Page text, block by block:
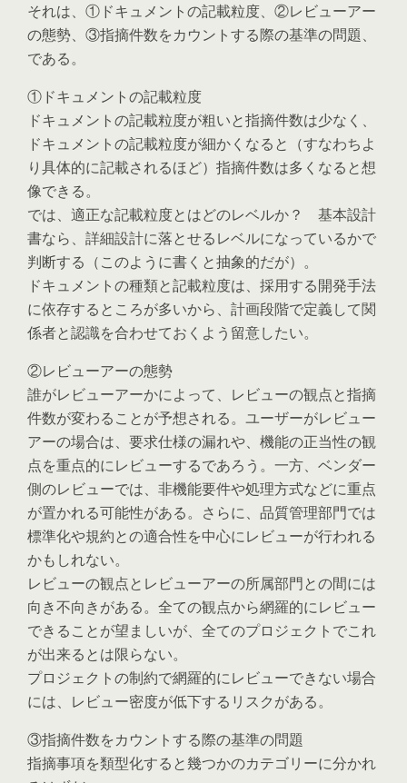
それは、①ドキュメントの記載粒度、②レビューアー
の態勢、③指摘件数をカウントする際の基準の問題、
である。
①ドキュメントの記載粒度
ドキュメントの記載粒度が粗いと指摘件数は少なく、
ドキュメントの記載粒度が細かくなると（すなわちよ
り具体的に記載されるほど）指摘件数は多くなると想
像できる。
では、適正な記載粒度とはどのレベルか？ 基本設計
書なら、詳細設計に落とせるレベルになっているかで
判断する（このように書くと抽象的だが）。
ドキュメントの種類と記載粒度は、採用する開発手法
に依存するところが多いから、計画段階で定義して関
係者と認識を合わせておくよう留意したい。
②レビューアーの態勢
誰がレビューアーかによって、レビューの観点と指摘
件数が変わることが予想される。ユーザーがレビュー
アーの場合は、要求仕様の漏れや、機能の正当性の観
点を重点的にレビューするであろう。一方、ベンダー
側のレビューでは、非機能要件や処理方式などに重点
が置かれる可能性がある。さらに、品質管理部門では
標準化や規約との適合性を中心にレビューが行われる
かもしれない。
レビューの観点とレビューアーの所属部門との間には
向き不向きがある。全ての観点から網羅的にレビュー
できることが望ましいが、全てのプロジェクトでこれ
が出来るとは限らない。
プロジェクトの制約で網羅的にレビューできない場合
には、レビュー密度が低下するリスクがある。
③指摘件数をカウントする際の基準の問題
指摘事項を類型化すると幾つかのカテゴリーに分かれ